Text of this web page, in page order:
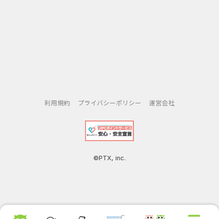
利用規約 プライバシーポリシー 運営会社
©PTX, inc.